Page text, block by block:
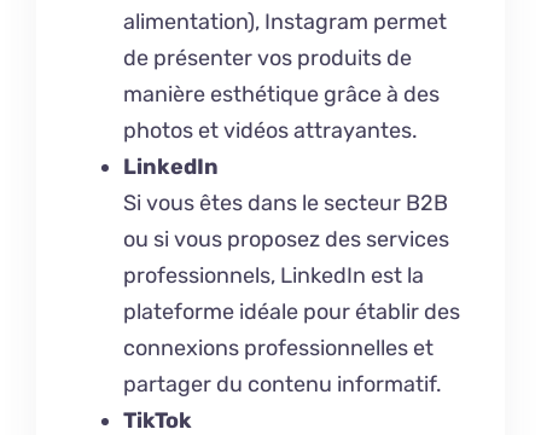
alimentation), Instagram permet
de présenter vos produits de
manière esthétique grâce à des
photos et vidéos attrayantes.
LinkedIn
Si vous êtes dans le secteur B2B
ou si vous proposez des services
professionnels, LinkedIn est la
plateforme idéale pour établir des
connexions professionnelles et
partager du contenu informatif.
TikTok